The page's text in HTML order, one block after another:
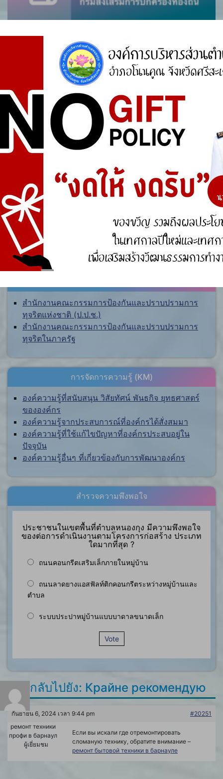
สำนักงานคณะกรรมการป้องกันและปราบปรามการ
ทุจริตแห่งชาติ (ป.ป.ช.)
สำนักงานคณะกรรมการป้องกันและปราบปรามการ
ทุจริตในภาครัฐ
การจัดการความรู้ (KM)
องค์ความรู้ที่สนับสนุน วิสัยทัศน์ พันธกิจ ยุทธศาสตร์
ขององค์กร
องค์ความรู้จากประสบการณ์ที่องค์กรได้สั่งสมมา
องค์ความรู้ที่ใช้แก้ไขปัญหาที่องค์กรประสบอยู่ใน
ปัจจุบัน
องค์ความรู้อื่นๆ ที่เกี่ยวข้องกับการพัฒนาองค์กร
สำรวจความพึงพอใจ
ประชาชนในเขตพื้นที่ตำบลหนองกุง มีความพึงพอใจ
ของต่อการดำเนินงานตามโครงการก่อสร้าง ประเภท
ใดมากที่สุด ?
ถนนคอนกรีตเสริมเล็กภายในหมู่บ้าน
ถนนลาดยางแอสฟัลท์ติกคอนกรีตระหว่างหมู่บ้านและ
ตำบล
ระบบประปาหมู่บ้านแบบบาดาลขนาดเล็ก
Vote
ตอบกลับไปยัง: Крайне рекомендую
กันยายน 6, 2024 เวลา 9:44 pm
#20251
ремонт техники
профи в барнаул
ผู้เยี่ยมชม
Если вы искали где отремонтировать
сломаную технику, обратите внимание –
ремонт бытовой техники в барнауле